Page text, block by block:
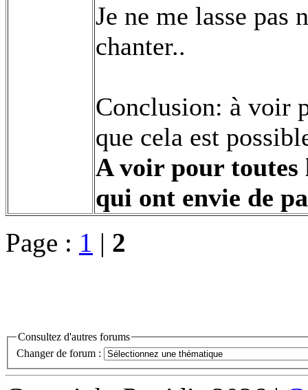
Je ne me lasse pas
chanter..
Conclusion: à voir
que cela est
A voir pour toutes
qui ont envie de
Page : 1 | 2
Consultez d'autres forums
Changer de forum :